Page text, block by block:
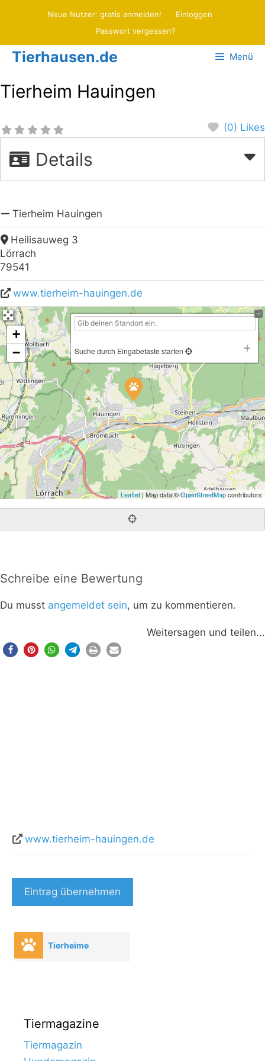
Neue Nutzer: gratis anmelden!
Einloggen
Passwort vergessen?
Tierhausen.de Menü
Tierheim Hauingen
(0) Likes
Details
Tierheim Hauingen
Heilisauweg 3
Lörrach
79541
www.tierheim-hauingen.de
+
−
Suche durch Eingabetaste starten
Leaflet| Map data ©OpenStreetMapcontributors
Schreibe eine Bewertung
Du musst angemeldet sein, um zu kommentieren.
Weitersagen und teilen...
www.tierheim-hauingen.de
Eintrag übernehmen
Tierheime
Tiermagazine
Tiermagazin